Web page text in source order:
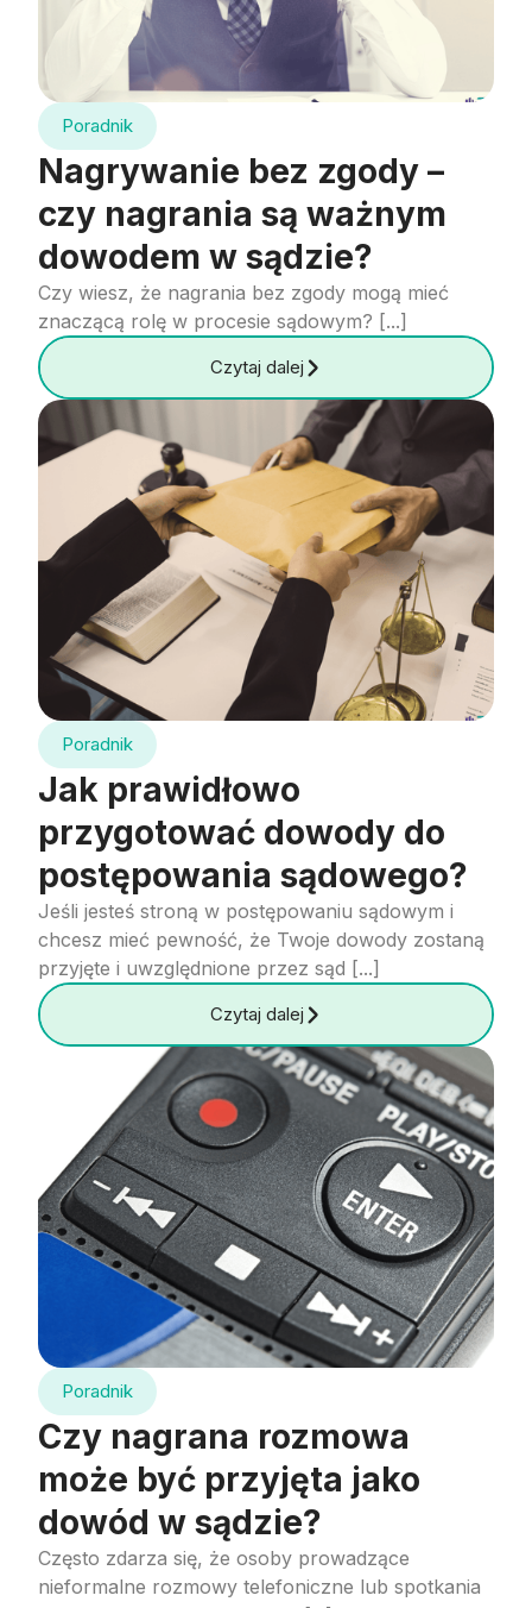
Poradnik
Nagrywanie bez zgody –
czy nagrania są ważnym
dowodem w sądzie?
Czy wiesz, że nagrania bez zgody mogą mieć
znaczącą rolę w procesie sądowym? [...]
Czytaj dalej
Poradnik
Jak prawidłowo
przygotować dowody do
postępowania sądowego?
Jeśli jesteś stroną w postępowaniu sądowym i
chcesz mieć pewność, że Twoje dowody zostaną
przyjęte i uwzględnione przez sąd [...]
Czytaj dalej
Poradnik
Czy nagrana rozmowa
może być przyjęta jako
dowód w sądzie?
Często zdarza się, że osoby prowadzące
nieformalne rozmowy telefoniczne lub spotkania